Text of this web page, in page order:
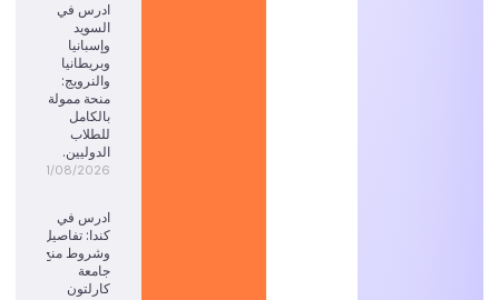
ادرس في
السويد
وإسبانيا
وبريطانيا
والنرويج:
منحة ممولة
بالكامل
للطلاب
الدوليين.
01/08/2026
ادرس في
كندا: تفاصيل
وشروط منح
جامعة
كارلتون